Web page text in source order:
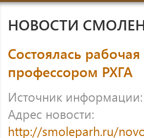
НОВОСТИ
Состоялась
профессором РХГА
Источник информации:
Адрес новости:
http://smoleparh.ru/